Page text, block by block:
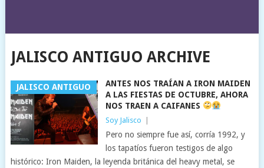
JALISCO ANTIGUO ARCHIVE
JALISCO ANTIGUO
ANTES NOS TRAÍAN A IRON MAIDEN
A LAS FIESTAS DE OCTUBRE, AHORA
NOS TRAEN A CAIFANES
Soy Jalisco
Pero no siempre fue así, corría 1992, y
los tapatíos fueron testigos de algo
histórico: Iron Maiden, la leyenda británica del heavy metal, se